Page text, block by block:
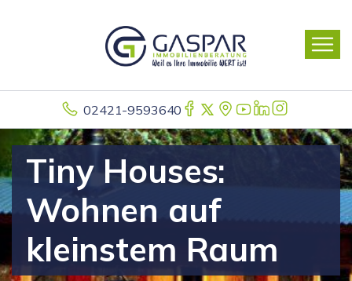
02421-9593640
Tiny Houses:
Wohnen auf
kleinstem Raum